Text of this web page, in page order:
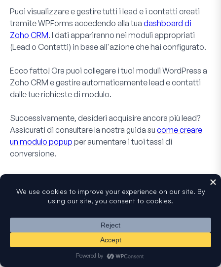
Puoi visualizzare e gestire tutti i lead e i contatti creati
tramite WPForms accedendo alla tua dashboard di
Zoho CRM. I dati appariranno nei moduli appropriati
(Lead o Contatti) in base all'azione che hai configurato.
Ecco fatto! Ora puoi collegare i tuoi moduli WordPress a
Zoho CRM e gestire automaticamente lead e contatti
dalle tue richieste di modulo.
Successivamente, desideri acquisire ancora più lead?
Assicurati di consultare la nostra guida su come creare
un modulo popup per aumentare i tuoi tassi di
conversione.
Questo articolo è stato utile?
Ancora bloccato?Come possiamo aiutarti?
Ultimo aggiornamento il 16 luglio 2025
Il miglior plugin per la creazione di
moduli drag and drop per